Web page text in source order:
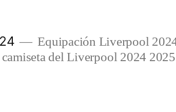
Equipación Liverpool
del Liverpool 2024